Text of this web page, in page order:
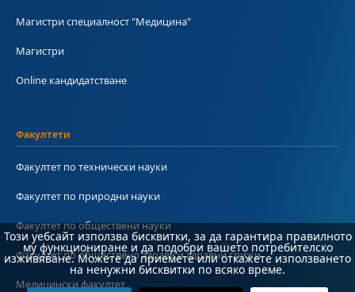
Магистри специалност "Медицина"
Магистри
Online кандидатстване
Факултети
Факултет по технически науки
Факултет по природни науки
Факултет по обществени науки
Факултет по обществено здраве и здравни грижи
Медицински факултет
Този уебсайт използва бисквитки, за да гарантира правилното
му функциониране и да подобри вашето потребителско
изживяване. Можете да приемете или откажете използването
на ненужни бисквитки по всяко време.